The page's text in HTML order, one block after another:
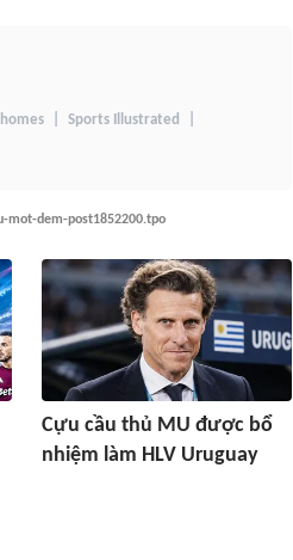
Sports Illustrated
mot-dem-post1852200.tpo
Cựu cầu thủ MU được bổ
nhiệm làm HLV Uruguay